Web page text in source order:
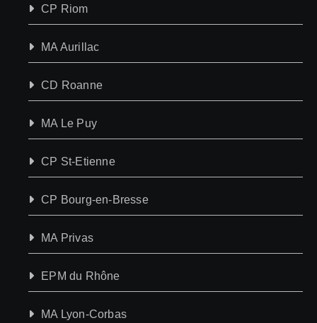
CP Riom
MA Aurillac
CD Roanne
MA Le Puy
CP St-Etienne
CP Bourg-en-Bresse
MA Privas
EPM du Rhône
MA Lyon-Corbas